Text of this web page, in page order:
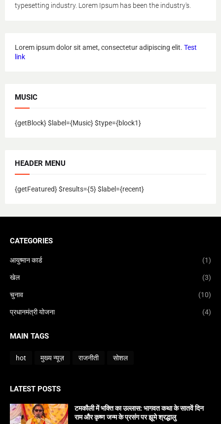
typesetting industry. Lorem Ipsum has been the industry's.
Lorem ipsum dolor sit amet, consectetur adipiscing elit. Test
link
MUSIC
{getBlock} $label={Music} $type={block1}
HEADER MENU
{getFeatured} $results={5} $label={recent}
CATEGORIES
आयुष्मान कार्ड (1)
खेल (3)
चुनाव (10)
प्रधानमंत्री योजना (4)
MAIN TAGS
hot मुख्य न्यूज़ राजनीती सोशल
LATEST POSTS
टमकौली में भक्ति का उल्लास: भागवत कथा के सातवें दिन
राम और कृष्ण जन्म के प्रसंग पर झूमे श्रद्धालु